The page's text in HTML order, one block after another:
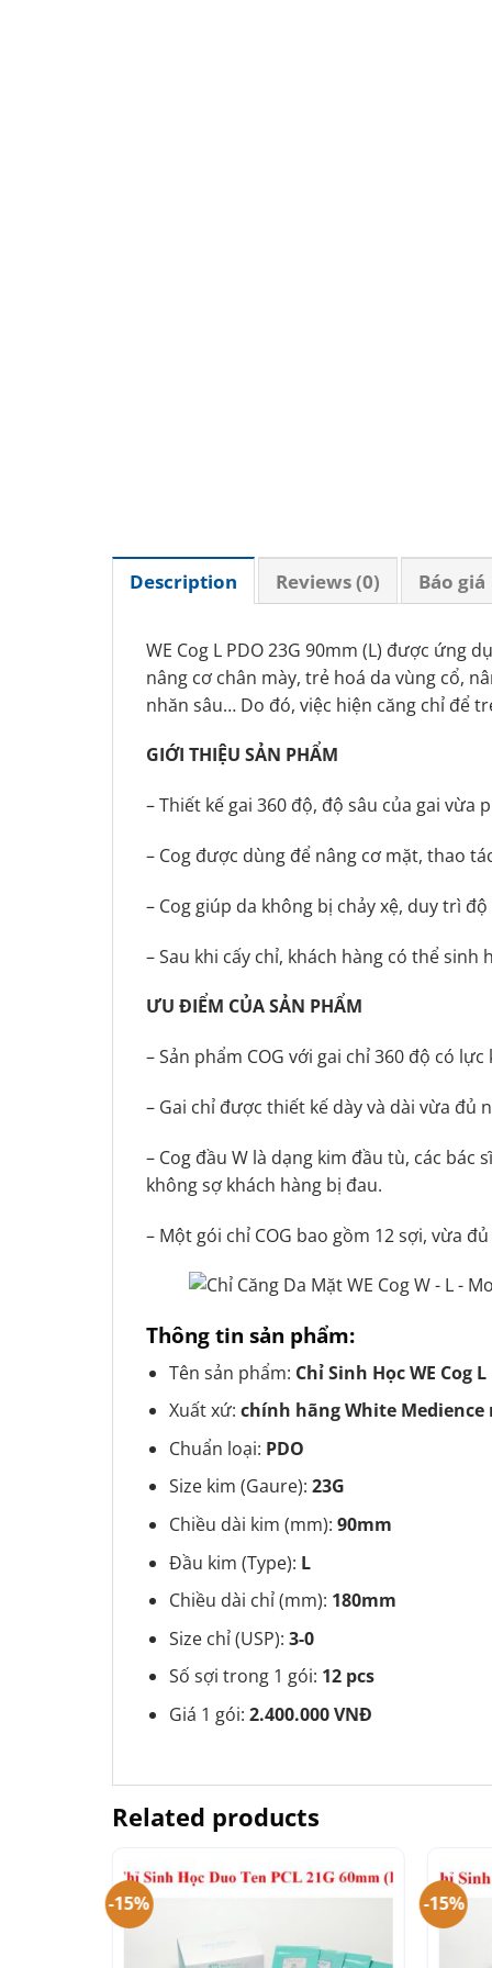
Description Reviews (0) Báo giá
WE Cog L PDO 23G 90mm (L) được ứng
nâng cơ chân mày, trẻ hoá da vùng cổ,
nhăn sâu… Do đó, việc hiện căng chỉ để
GIỚI THIỆU SẢN PHẨM
– Thiết kế gai 360 độ, độ sâu của gai vừa
– Cog được dùng để nâng cơ mặt, thao
– Cog giúp da không bị chảy xệ, duy trì
– Sau khi cấy chỉ, khách hàng có thể
ƯU ĐIỂM CỦA SẢN PHẨM
– Sản phẩm COG với gai chỉ 360 độ có
– Gai chỉ được thiết kế dày và dài vừa đủ
– Cog đầu W là dạng kim đầu tù, các
không sợ khách hàng bị đau.
– Một gói chỉ COG bao gồm 12 sợi, vừa
Thông tin sản phẩm:
Tên sản phẩm: Chỉ Sinh Học WE Cog
Xuất xứ: chính hãng White
Chuẩn loại: PDO
Size kim (Gaure): 23G
Chiều dài kim (mm): 90mm
Đầu kim (Type): L
Chiều dài chỉ (mm): 180mm
Size chỉ (USP): 3-0
Số sợi trong 1 gói: 12 pcs
Giá 1 gói: 2.400.000 VNĐ
Related products
-15% -15%